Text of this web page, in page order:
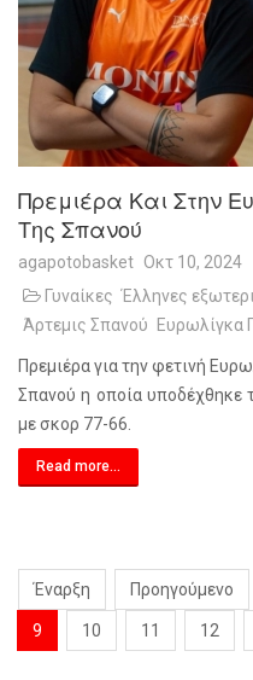
Πρεμιέρα Και Στην
Της Σπανού
agapotobasket Οκτ 10, 2024
Γυναίκες Έλληνες
Άρτεμις Σπανού
Ευρωλίγκα
Πρεμιέρα για την φετινή
Σπανού η οποία υποδέχθηκε
με σκορ 77-66.
Read more...
Έναρξη Προηγούμενο
9 10 11 12